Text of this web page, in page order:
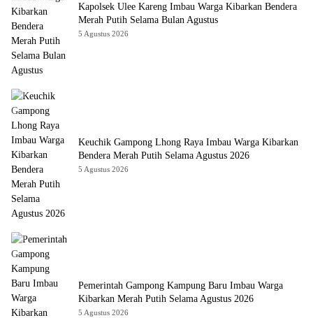
Kapolsek Ulee Kareng Imbau Warga Kibarkan Bendera
Merah Putih Selama Bulan Agustus
5 Agustus 2026
Keuchik Gampong Lhong Raya Imbau Warga Kibarkan
Bendera Merah Putih Selama Agustus 2026
5 Agustus 2026
Pemerintah Gampong Kampung Baru Imbau Warga
Kibarkan Merah Putih Selama Agustus 2026
5 Agustus 2026